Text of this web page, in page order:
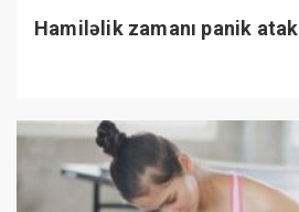
Hamiləlik zamanı panik atak